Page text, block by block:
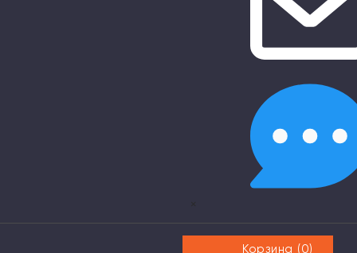
×
Корзина (0)